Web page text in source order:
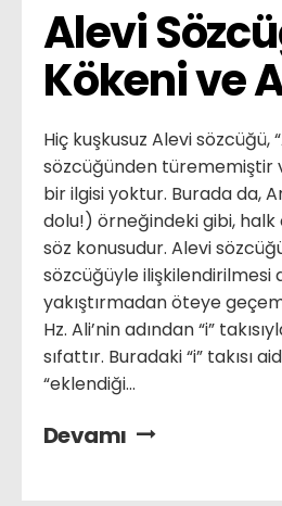
Alevi
Kökeni ve
Hiç kuşkusuz Alevi sözcüğü,
sözcüğünden türememiştir
bir ilgisi yoktur. Burada da,
dolu!) örneğindeki gibi, halk
söz konusudur. Alevi
sözcüğüyle ilişkilendirilmesi
yakıştırmadan öteye
Hz. Ali’nin adından “i”
sıfattır. Buradaki “i” takısı
“eklendiği...
Devamı